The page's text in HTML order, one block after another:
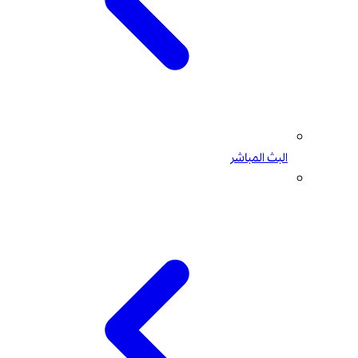
البث المباشر